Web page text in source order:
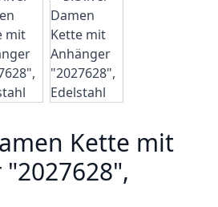
Kette mit